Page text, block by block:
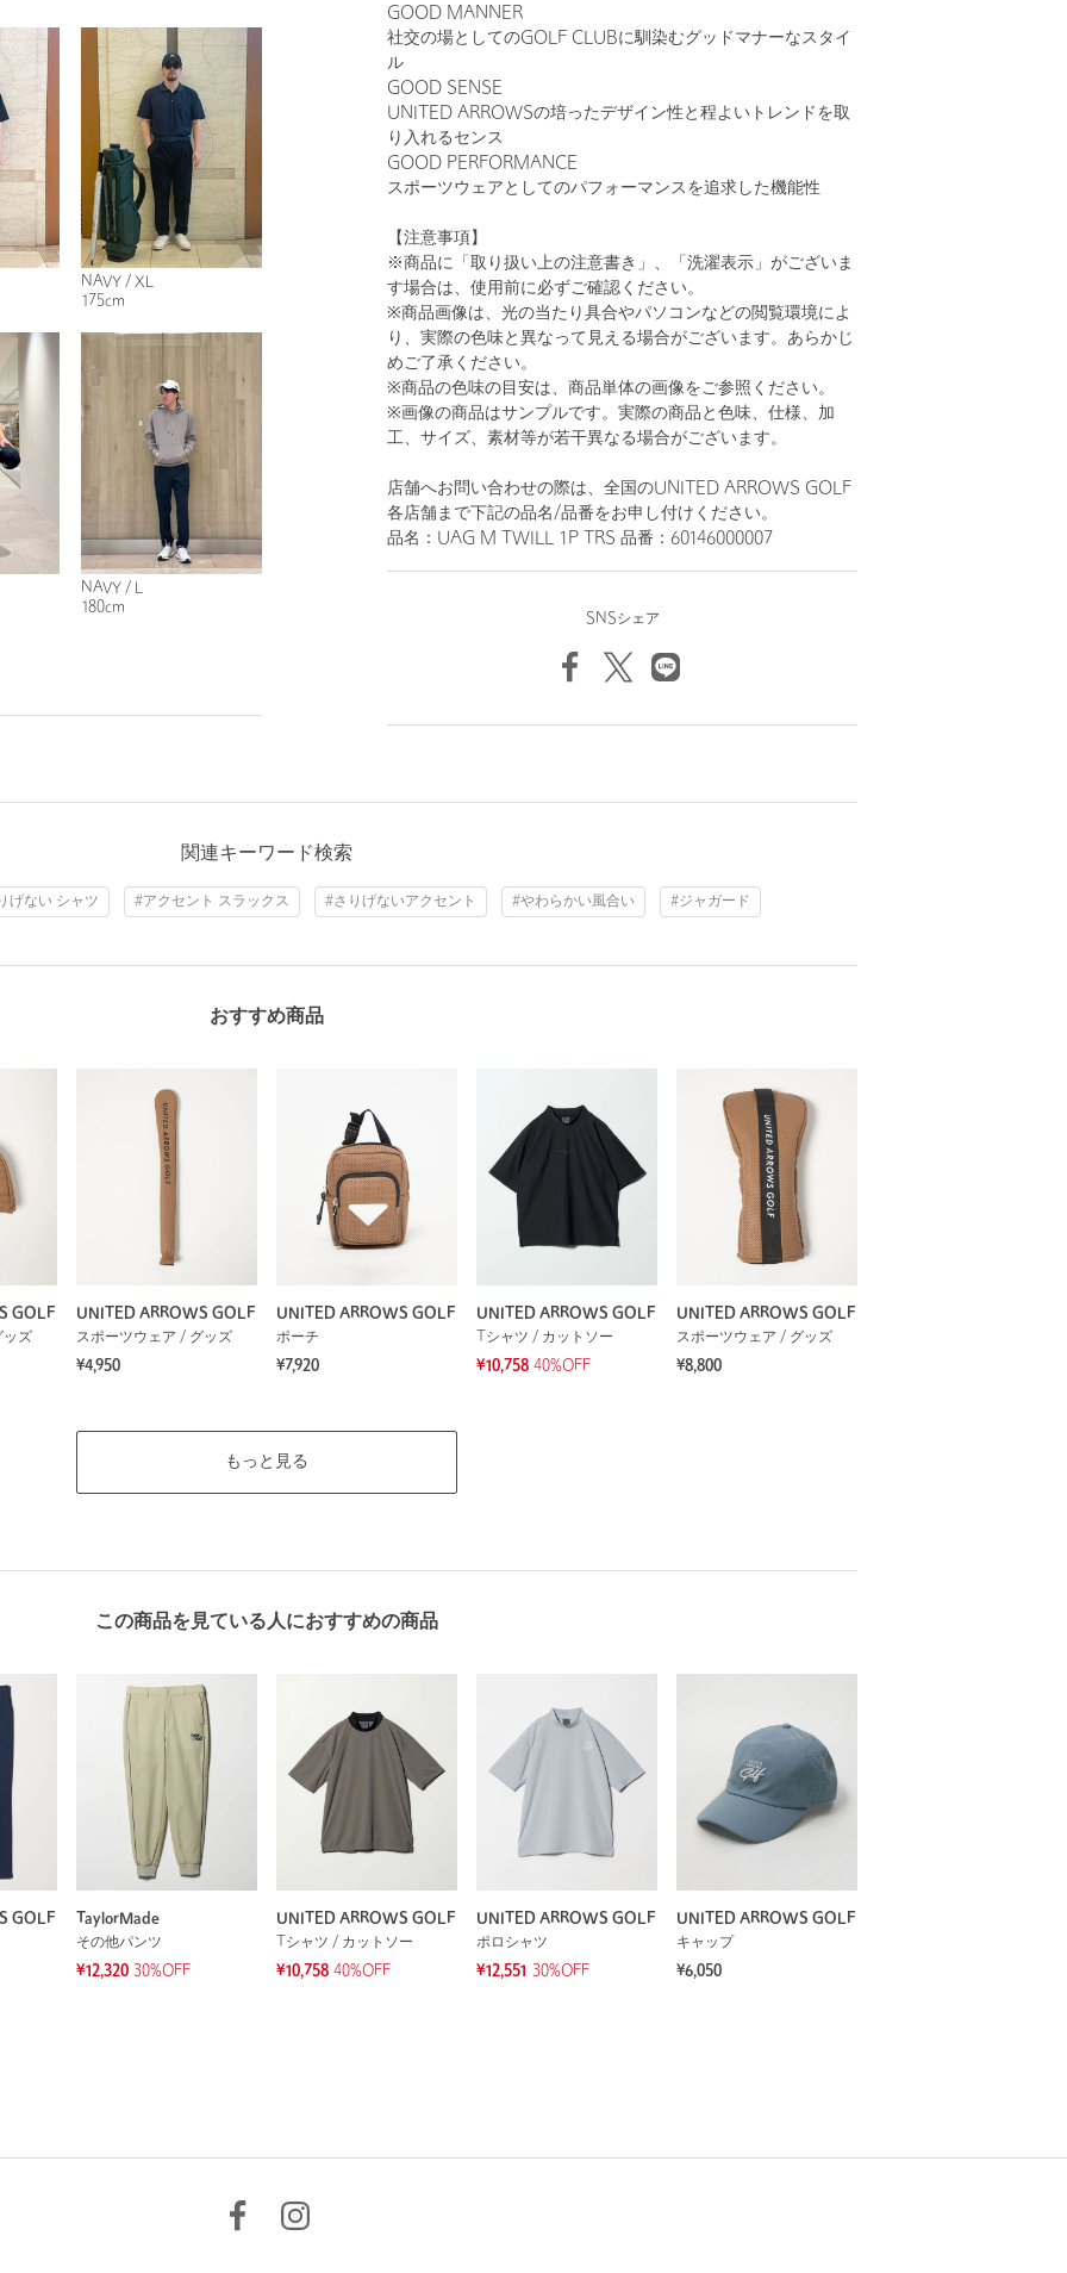
GOOD MANNER
社交の場としてのGOLF CLUBに馴染むグッドマナーなスタイ
ル
GOOD SENSE
UNITED ARROWSの培ったデザイン性と程よいトレンドを取
り入れるセンス
GOOD PERFORMANCE
スポーツウェアとしてのパフォーマンスを追求した機能性
【注意事項】
※商品に「取り扱い上の注意書き」、「洗濯表示」がございま
す場合は、使用前に必ずご確認ください。
※商品画像は、光の当たり具合やパソコンなどの閲覧環境によ
り、実際の色味と異なって見える場合がございます。あらかじ
めご了承ください。
※商品の色味の目安は、商品単体の画像をご参照ください。
※画像の商品はサンプルです。実際の商品と色味、仕様、加
工、サイズ、素材等が若干異なる場合がございます。
店舗へお問い合わせの際は、全国のUNITED ARROWS GOLF
各店舗まで下記の品名/品番をお申し付けください。
品名：UAG M TWILL 1P TRS 品番：60146000007
SNSシェア
NAVY / XL
175cm
NAVY / L
180cm
関連キーワード検索
げない シャツ #アクセント スラックス #さりげないアクセント #やわらかい風合い #ジャガード
おすすめ商品
GOLF
ッズ
UNITED ARROWS GOLF
スポーツウェア / グッズ
¥4,950
UNITED ARROWS GOLF
ポーチ
¥7,920
UNITED ARROWS GOLF
Tシャツ / カットソー
¥10,758 40%OFF
UNITED ARROWS GOLF
スポーツウェア / グッズ
¥8,800
もっと見る
この商品を見ている人におすすめの商品
GOLF
TaylorMade
その他パンツ
¥12,320 30%OFF
UNITED ARROWS GOLF
Tシャツ / カットソー
¥10,758 40%OFF
UNITED ARROWS GOLF
ポロシャツ
¥12,551
30%OFF
UNITED ARROWS GOLF
キャップ
¥6,050